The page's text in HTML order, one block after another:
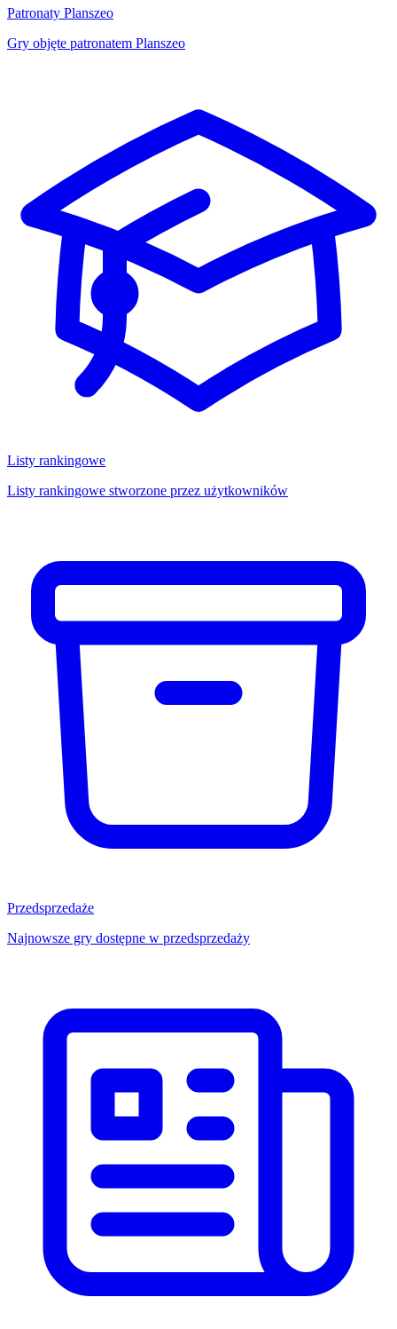
Patronaty Planszeo
Gry objęte patronatem Planszeo
Listy rankingowe
Listy rankingowe stworzone przez użytkowników
Przedsprzedaże
Najnowsze gry dostępne w przedsprzedaży